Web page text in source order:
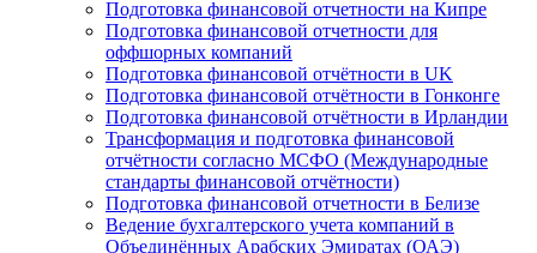
Подготовка финансовой отчетности на Кипре
Подготовка финансовой отчетности для
оффшорных компаний
Подготовка финансовой отчётности в UK
Подготовка финансовой отчётности в Гонконге
Подготовка финансовой отчётности в Ирландии
Трансформация и подготовка финансовой
отчётности согласно МСФО (Международные
стандарты финансовой отчётности)
Подготовка финансовой отчетности в Белизе
Ведение бухгалтерского учета компаний в
Объединённых Арабских Эмиратах (ОАЭ)